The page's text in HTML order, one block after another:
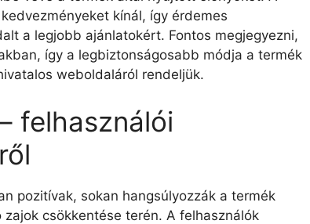
kínál, így érdemes
a legjobb ajánlatokért. Fontos megjegyezni,
így a legbiztonságosabb módja a termék
weboldaláról rendeljük.
felhasználói
pozitívak, sokan hangsúlyozzák a termék
csökkentése terén. A felhasználók